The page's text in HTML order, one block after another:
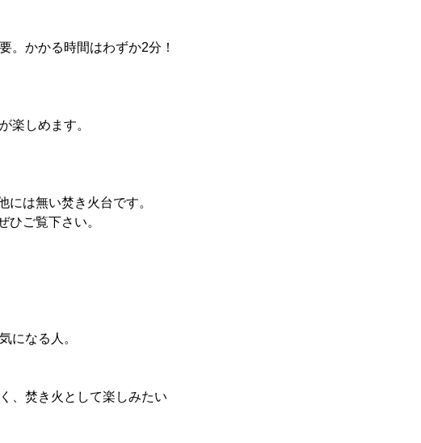
。かかる時間はわずか2分！
楽しめます。
は無い焚き火台です。
ご覧下さい。
になる人。
、焚き火として楽しみたい